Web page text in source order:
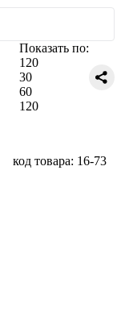
Показать по:
120
30
60
120
код товара: 16-73